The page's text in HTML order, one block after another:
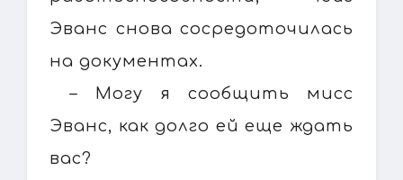
Эванс снова сосредоточилась
на документах.
– Могу я сообщить мисс
Эванс, как долго ей еще ждать
вас?